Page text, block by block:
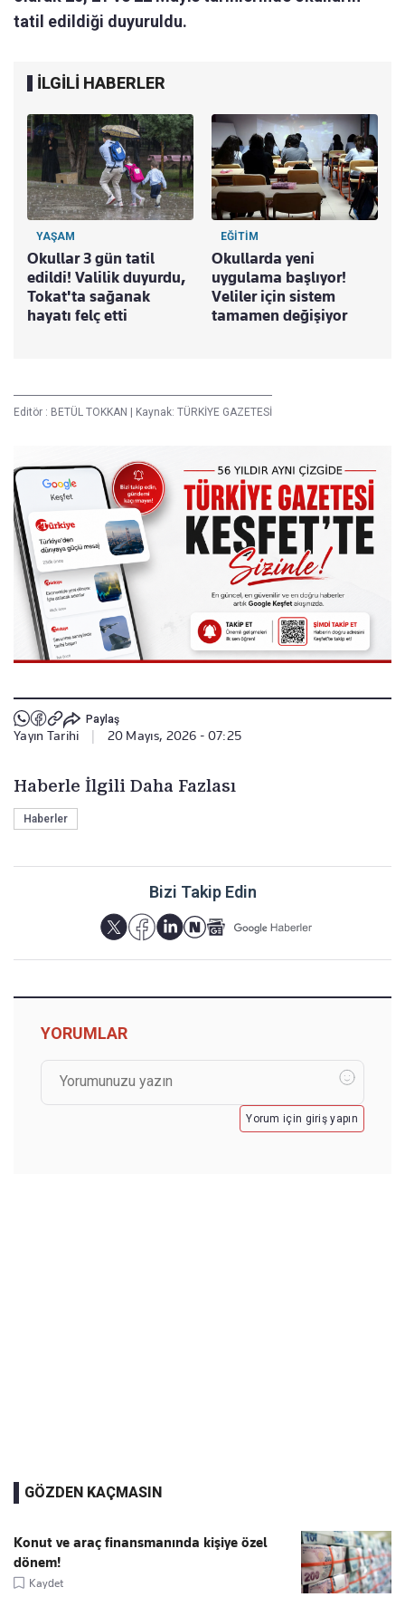
tatil edildiği duyuruldu.
İLGİLİ HABERLER
YAŞAM
Okullar 3 gün tatil
edildi! Valilik duyurdu,
Tokat'ta sağanak
hayatı felç etti
EĞİTİM
Okullarda yeni
uygulama başlıyor!
Veliler için sistem
tamamen değişiyor
Editör : BETÜL TOKKAN Kaynak: TÜRKİYE GAZETESİ
Paylaş
Yayın Tarihi 20 Mayıs, 2026 - 07:25
Haberle İlgili Daha Fazlası
Haberler
Bizi Takip Edin
YORUMLAR
Yorum için giriş yapın
GÖZDEN KAÇMASIN
Konut ve araç finansmanında kişiye özel
dönem!
Kaydet